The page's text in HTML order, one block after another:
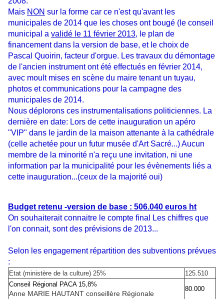
Mais NON sur la forme car ce n'est qu'avant les
municipales de 2014 que les choses ont bougé (le conseil
municipal a validé le 11 février 2013, le plan de
financement dans la version de base, et le choix de
Pascal Quoirin, facteur d'orgue. Les travaux du démontage
de l'ancien instrument ont été effectués en février 2014,
avec moult mises en scène du maire tenant un tuyau,
photos et communications pour la campagne des
municipales de 2014.
Nous déplorons ces instrumentalisations politiciennes. La
dernière en date: Lors de cette inauguration un apéro
"VIP" dans le jardin de la maison attenante à la cathédrale
(celle achetée pour un futur musée d'Art Sacré...) Aucun
membre de la minorité n'a reçu une invitation, ni une
information par la municipalité pour les évènements liés a
cette inauguration...(ceux de la majorité oui)
Budget retenu -version de base : 506.040 euros ht
On souhaiterait connaitre le compte final Les chiffres que
l'on connait, sont des prévisions de 2013...
Selon les engagement répartition des subventions prévues
:
Etat (ministère de la culture) 25%
125.510
Conseil Régional PACA 15,8%
Anne MARIE HAUTANT conseillère Régionale
80.000